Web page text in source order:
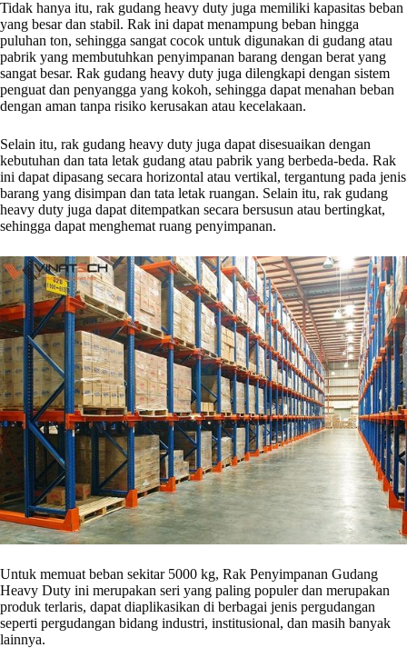
Tidak hanya itu, rak gudang heavy duty juga memiliki kapasitas beban
yang besar dan stabil. Rak ini dapat menampung beban hingga
puluhan ton, sehingga sangat cocok untuk digunakan di gudang atau
pabrik yang membutuhkan penyimpanan barang dengan berat yang
sangat besar. Rak gudang heavy duty juga dilengkapi dengan sistem
penguat dan penyangga yang kokoh, sehingga dapat menahan beban
dengan aman tanpa risiko kerusakan atau kecelakaan.
Selain itu, rak gudang heavy duty juga dapat disesuaikan dengan
kebutuhan dan tata letak gudang atau pabrik yang berbeda-beda. Rak
ini dapat dipasang secara horizontal atau vertikal, tergantung pada jenis
barang yang disimpan dan tata letak ruangan. Selain itu, rak gudang
heavy duty juga dapat ditempatkan secara bersusun atau bertingkat,
sehingga dapat menghemat ruang penyimpanan.
Untuk memuat beban sekitar 5000 kg, Rak Penyimpanan Gudang
Heavy Duty ini merupakan seri yang paling populer dan merupakan
produk terlaris, dapat diaplikasikan di berbagai jenis pergudangan
seperti pergudangan bidang industri, institusional, dan masih banyak
lainnya.